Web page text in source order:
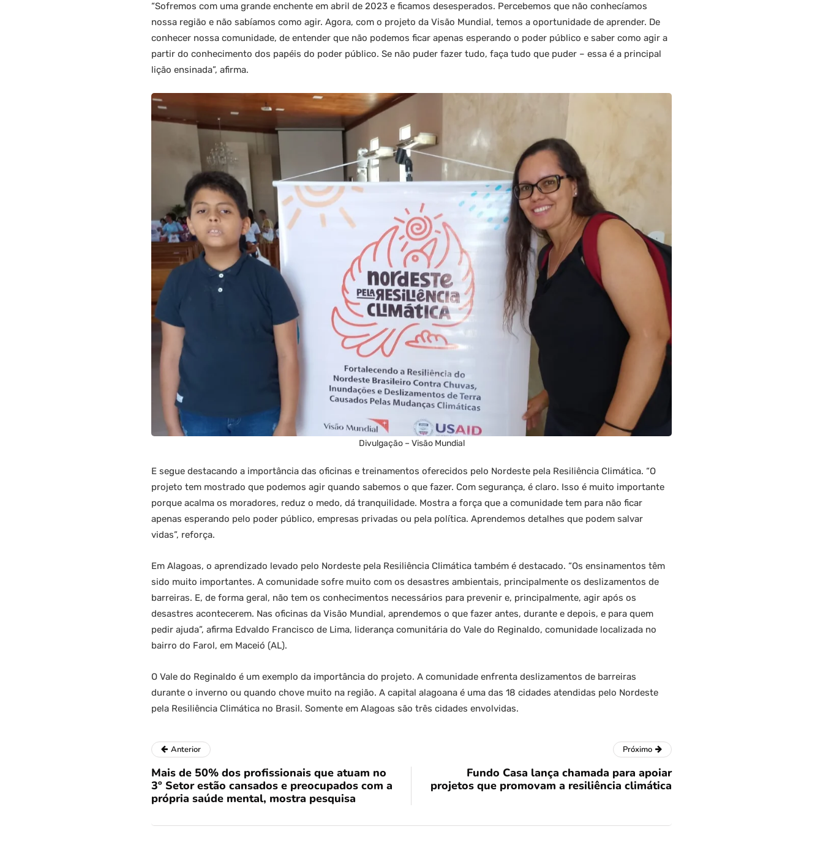
“Sofremos com uma grande enchente em abril de 2023 e ficamos desesperados. Percebemos que não conhecíamos
nossa região e não sabíamos como agir. Agora, com o projeto da Visão Mundial, temos a oportunidade de aprender. De
conhecer nossa comunidade, de entender que não podemos ficar apenas esperando o poder público e saber como agir a
partir do conhecimento dos papéis do poder público. Se não puder fazer tudo, faça tudo que puder – essa é a principal
lição ensinada”, afirma.
Divulgação – Visão Mundial
E segue destacando a importância das oficinas e treinamentos oferecidos pelo Nordeste pela Resiliência Climática. “O
projeto tem mostrado que podemos agir quando sabemos o que fazer. Com segurança, é claro. Isso é muito importante
porque acalma os moradores, reduz o medo, dá tranquilidade. Mostra a força que a comunidade tem para não ficar
apenas esperando pelo poder público, empresas privadas ou pela política. Aprendemos detalhes que podem salvar
vidas”, reforça.
Em Alagoas, o aprendizado levado pelo Nordeste pela Resiliência Climática também é destacado. “Os ensinamentos têm
sido muito importantes. A comunidade sofre muito com os desastres ambientais, principalmente os deslizamentos de
barreiras. E, de forma geral, não tem os conhecimentos necessários para prevenir e, principalmente, agir após os
desastres acontecerem. Nas oficinas da Visão Mundial, aprendemos o que fazer antes, durante e depois, e para quem
pedir ajuda”, afirma Edvaldo Francisco de Lima, liderança comunitária do Vale do Reginaldo, comunidade localizada no
bairro do Farol, em Maceió (AL).
O Vale do Reginaldo é um exemplo da importância do projeto. A comunidade enfrenta deslizamentos de barreiras
durante o inverno ou quando chove muito na região. A capital alagoana é uma das 18 cidades atendidas pelo Nordeste
pela Resiliência Climática no Brasil. Somente em Alagoas são três cidades envolvidas.
Anterior
Mais de 50% dos profissionais que atuam no
3º Setor estão cansados e preocupados com a
própria saúde mental, mostra pesquisa
Próximo
Fundo Casa lança chamada para apoiar
projetos que promovam a resiliência climática